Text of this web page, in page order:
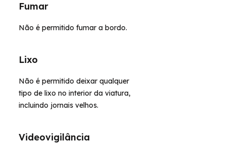
Fumar
Não é permitido fumar a bordo.
Lixo
Não é permitido deixar qualquer
tipo de lixo no interior da viatura,
incluindo jornais velhos.
Videovigilância